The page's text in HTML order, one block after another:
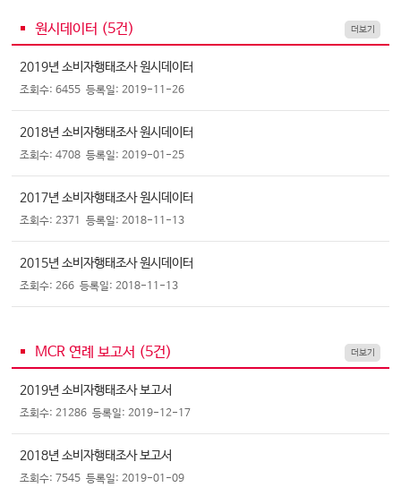
원시데이터 (5건) 더보기
2019년 소비자행태조사 원시데이터
조회수: 6455 등록일: 2019-11-26
2018년 소비자행태조사 원시데이터
조회수: 4708 등록일: 2019-01-25
2017년 소비자행태조사 원시데이터
조회수: 2371 등록일: 2018-11-13
2015년 소비자행태조사 원시데이터
조회수: 266 등록일: 2018-11-13
MCR 연례 보고서 (5건) 더보기
2019년 소비자행태조사 보고서
조회수: 21286 등록일: 2019-12-17
2018년 소비자행태조사 보고서
조회수: 7545 등록일: 2019-01-09